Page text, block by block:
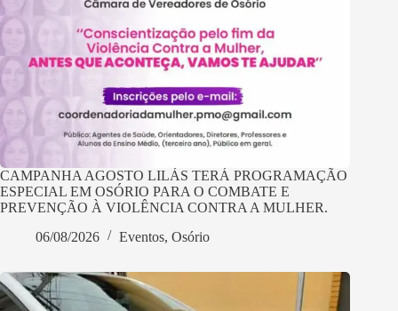
CAMPANHA AGOSTO LILÁS TERÁ PROGRAMAÇÃO
ESPECIAL EM OSÓRIO PARA O COMBATE E
PREVENÇÃO À VIOLÊNCIA CONTRA A MULHER.
06/08/2026
Eventos, Osório